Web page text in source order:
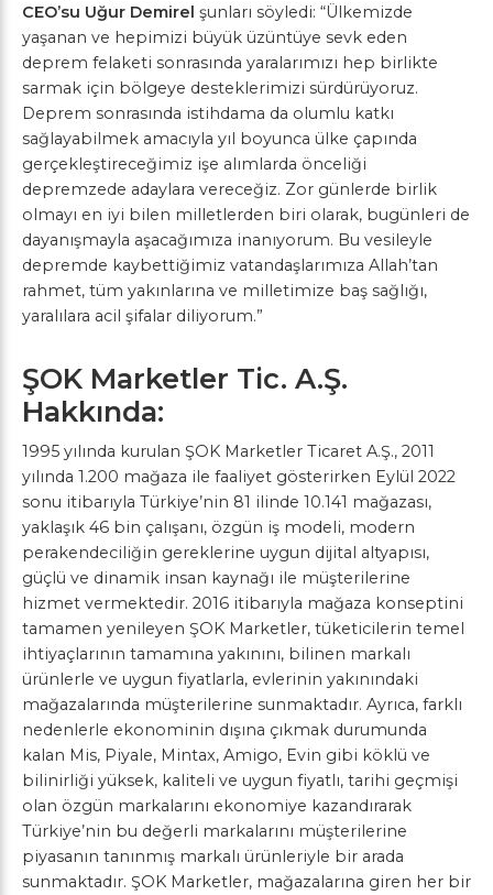
CEO’su Uğur Demirel şunları söyledi: “Ülkemizde
yaşanan ve hepimizi büyük üzüntüye sevk eden
deprem felaketi sonrasında yaralarımızı hep birlikte
sarmak için bölgeye desteklerimizi sürdürüyoruz.
Deprem sonrasında istihdama da olumlu katkı
sağlayabilmek amacıyla yıl boyunca ülke çapında
gerçekleştireceğimiz işe alımlarda önceliği
depremzede adaylara vereceğiz. Zor günlerde birlik
olmayı en iyi bilen milletlerden biri olarak, bugünleri de
dayanışmayla aşacağımıza inanıyorum. Bu vesileyle
depremde kaybettiğimiz vatandaşlarımıza Allah’tan
rahmet, tüm yakınlarına ve milletimize baş sağlığı,
yaralılara acil şifalar diliyorum.”
ŞOK Marketler Tic. A.Ş.
Hakkında:
1995 yılında kurulan ŞOK Marketler Ticaret A.Ş., 2011
yılında 1.200 mağaza ile faaliyet gösterirken Eylül 2022
sonu itibarıyla Türkiye’nin 81 ilinde 10.141 mağazası,
yaklaşık 46 bin çalışanı, özgün iş modeli, modern
perakendeciliğin gereklerine uygun dijital altyapısı,
güçlü ve dinamik insan kaynağı ile müşterilerine
hizmet vermektedir. 2016 itibarıyla mağaza konseptini
tamamen yenileyen ŞOK Marketler, tüketicilerin temel
ihtiyaçlarının tamamına yakınını, bilinen markalı
ürünlerle ve uygun fiyatlarla, evlerinin yakınındaki
mağazalarında müşterilerine sunmaktadır. Ayrıca, farklı
nedenlerle ekonominin dışına çıkmak durumunda
kalan Mis, Piyale, Mintax, Amigo, Evin gibi köklü ve
bilinirliği yüksek, kaliteli ve uygun fiyatlı, tarihi geçmişi
olan özgün markalarını ekonomiye kazandırarak
Türkiye’nin bu değerli markalarını müşterilerine
piyasanın tanınmış markalı ürünleriyle bir arada
sunmaktadır. ŞOK Marketler, mağazalarına giren her bir